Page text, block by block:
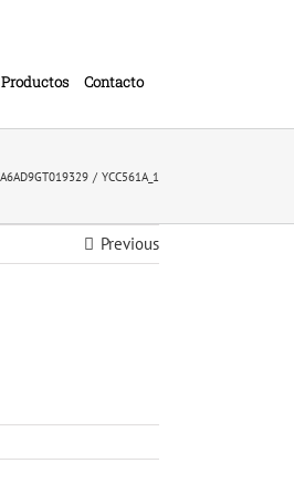
Productos Contacto
YCC561A_1
Previous